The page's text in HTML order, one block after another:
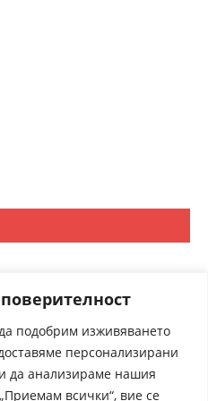
подобрим изживяването
персонализирани
да анализираме нашия
всички“, вие се